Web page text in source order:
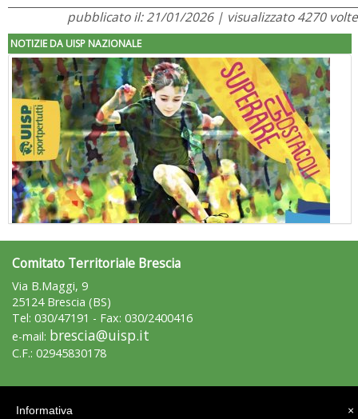
pubblicato il: 21/01/2026 | visualizzato 4270 volte
NOTIZIE DA UISP NAZIONALE
"Superare gli ostacoli": la relazione di Tiziano Pesce al CN Uisp
Comitato Territoriale Brescia
Via B.Maggi, 9
25124 Brescia (BS)
Tel: 030/47191 - Fax: 030/2400416
e-mail: brescia@uisp.it
C.F.: 02945830178
×
Informativa